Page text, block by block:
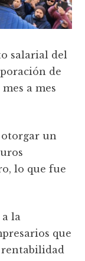
salarial del
de
a mes
otorgar un
lo que fue
la
que